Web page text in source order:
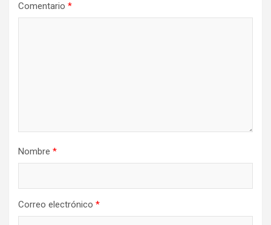
Comentario *
Nombre *
Correo electrónico *